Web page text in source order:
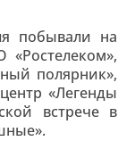
побывали на
«Ростелеком»,
полярник»,
«Легенды
встрече в